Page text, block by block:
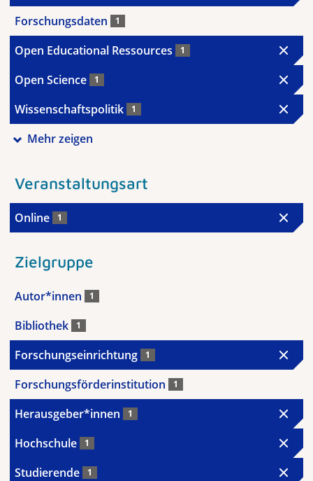
Forschungsdaten 1
Open Educational Ressources 1
Open Science 1
Wissenschaftspolitik 1
Mehr zeigen
Veranstaltungsart
Online 1
Zielgruppe
Autor*innen 1
Bibliothek 1
Forschungseinrichtung 1
Forschungsförderinstitution 1
Herausgeber*innen 1
Hochschule 1
Studierende 1